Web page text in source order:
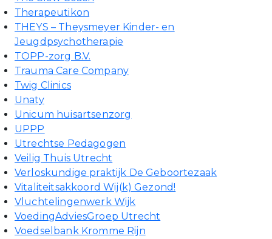
Therapeutikon
THEYS – Theysmeyer Kinder- en
Jeugdpsychotherapie
TOPP-zorg B.V.
Trauma Care Company
Twig Clinics
Unaty
Unicum huisartsenzorg
UPPP
Utrechtse Pedagogen
Veilig Thuis Utrecht
Verloskundige praktijk De Geboortezaak
Vitaliteitsakkoord Wij(k) Gezond!
Vluchtelingenwerk Wijk
VoedingAdviesGroep Utrecht
Voedselbank Kromme Rijn